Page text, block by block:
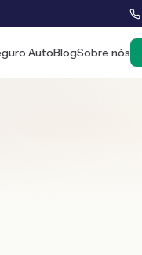
AutoBlogSobre nós